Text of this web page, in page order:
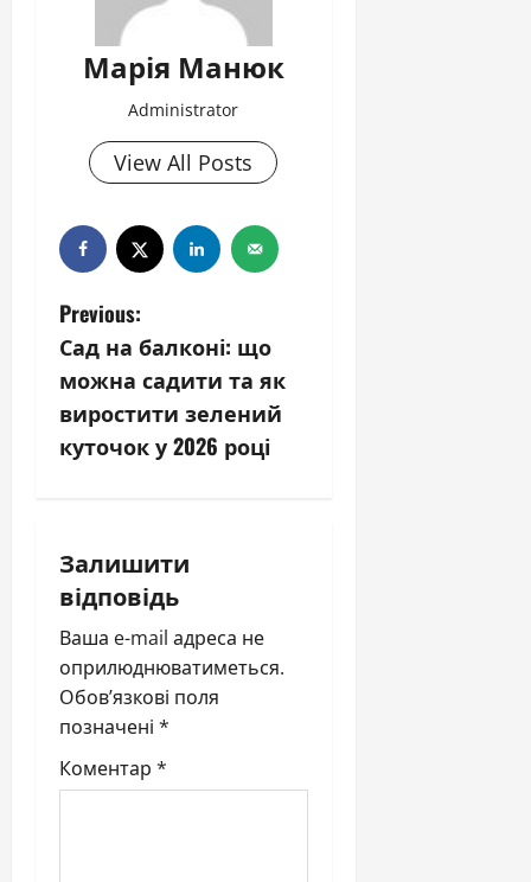
Марія Манюк
Administrator
View All Posts
P
o
s
t
a
v
i
g
a
Previous:
Сад на балконі: що
можна садити та як
виростити зелений
куточок у 2026 році
Залишити
відповідь
Ваша e-mail адреса не
оприлюднюватиметься.
Обов’язкові поля
позначені *
Коментар *